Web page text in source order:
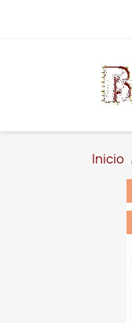
Inicio